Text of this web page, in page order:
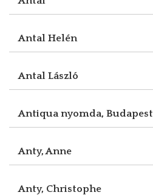
Antal Helén
Antal László
Antiqua nyomda, Budapest
Anty, Anne
Anty, Christophe